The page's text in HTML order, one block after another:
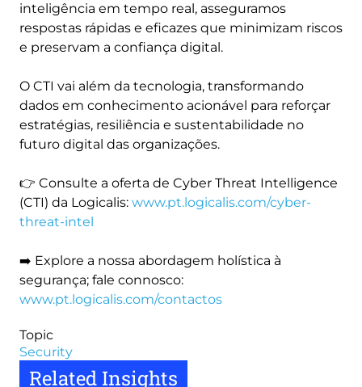
inteligência em tempo real, asseguramos
respostas rápidas e eficazes que minimizam riscos
e preservam a confiança digital.
O CTI vai além da tecnologia, transformando
dados em conhecimento acionável para reforçar
estratégias, resiliência e sustentabilidade no
futuro digital das organizações.
👉 Consulte a oferta de Cyber Threat Intelligence
(CTI) da Logicalis: www.pt.logicalis.com/cyber-
threat-intel
➡️ Explore a nossa abordagem holística à
segurança; fale connosco:
www.pt.logicalis.com/contactos
Topic
Security
Related Insights